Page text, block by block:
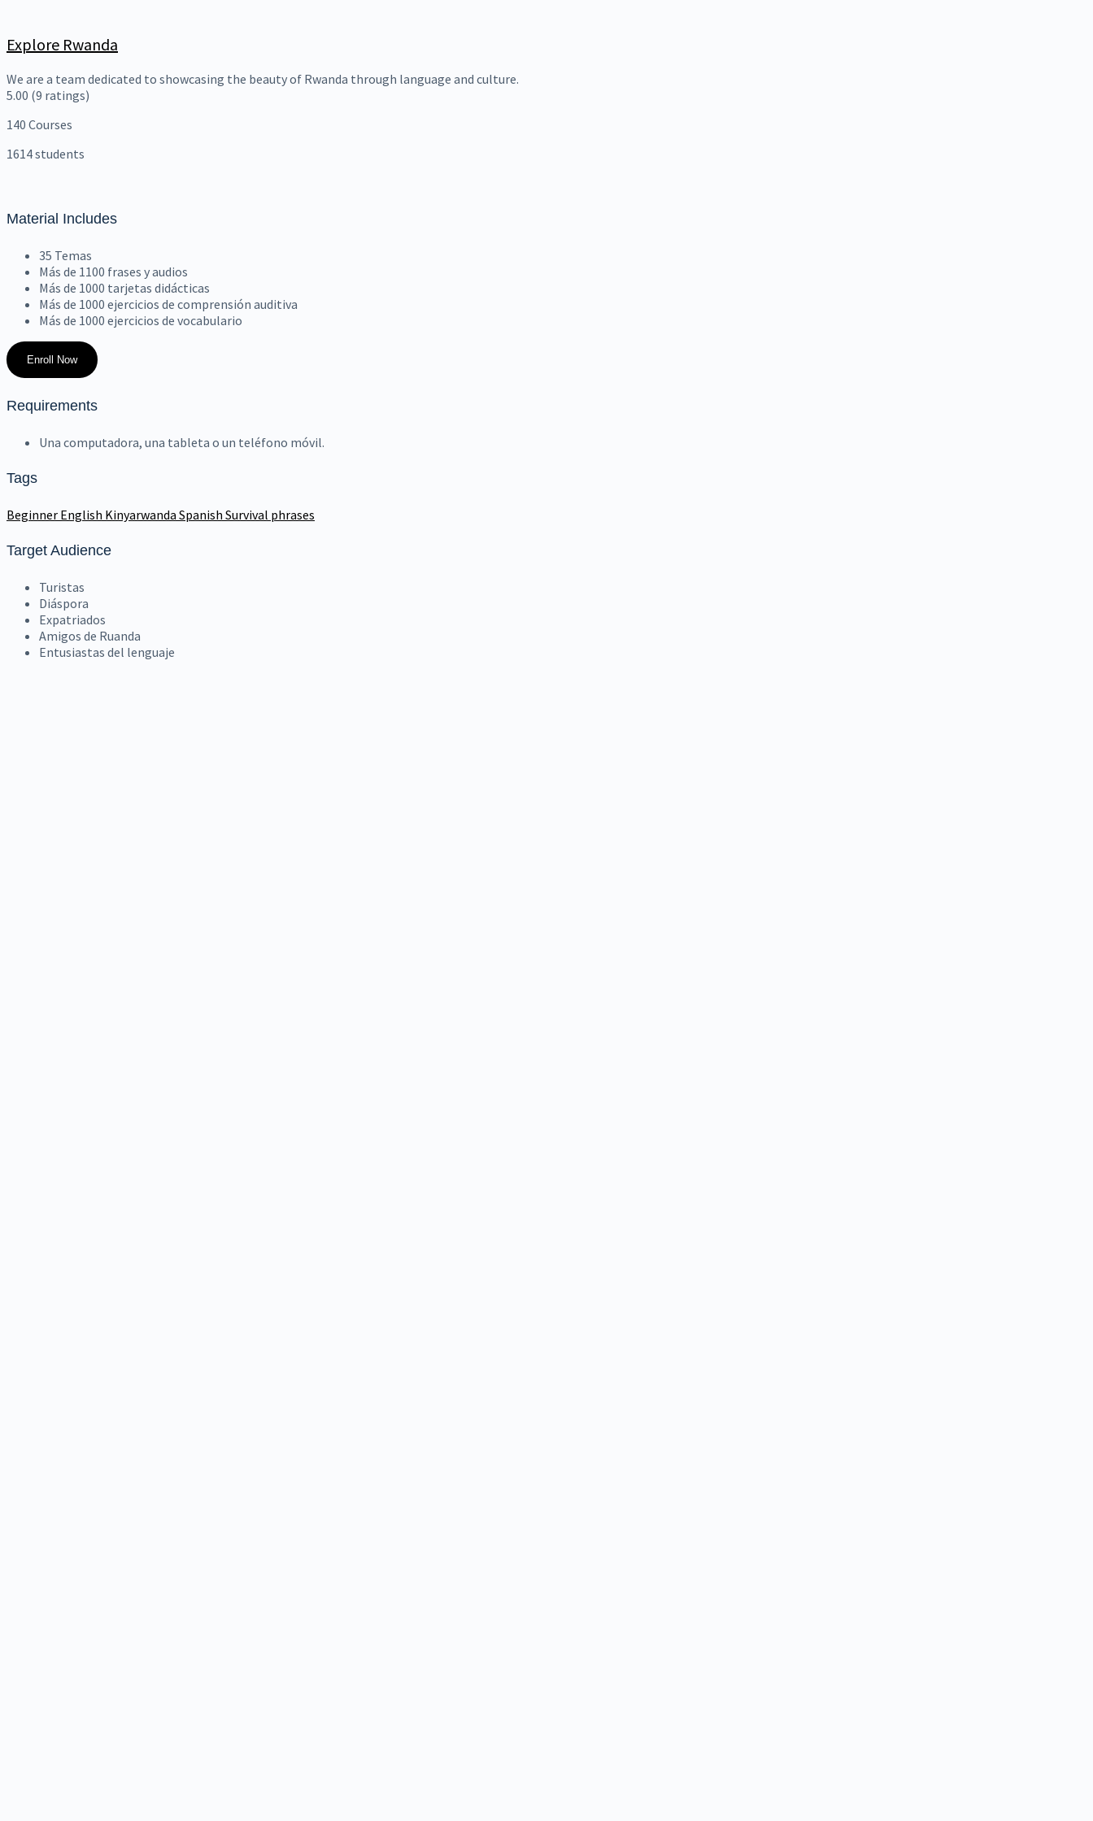
Explore Rwanda
We are a team dedicated to showcasing the beauty of Rwanda through language and culture.
5.00 (9 ratings)
140 Courses
1614students
Material Includes
35 Temas
Más de 1100 frases y audios
Más de 1000 tarjetas didácticas
Más de 1000 ejercicios de comprensión auditiva
Más de 1000 ejercicios de vocabulario
Enroll Now
Requirements
Una computadora, una tableta o un teléfono móvil.
Tags
Beginner English Kinyarwanda Spanish Survival phrases
Target Audience
Turistas
Diáspora
Expatriados
Amigos de Ruanda
Entusiastas del lenguaje